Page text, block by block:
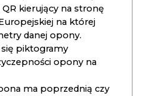
kierujący na stronę
na której
danej opony.
się piktogramy
opony na
ma poprzednią czy